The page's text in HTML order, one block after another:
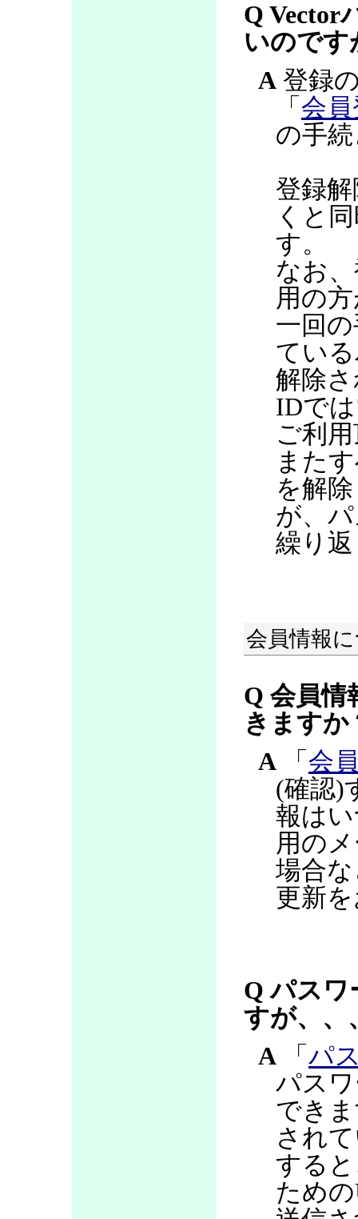
Q Vector
いのです
A 登録
「 会
の手
登録
くと
す。
なお
用の
一回
てい
解除
IDで
ご利
また
を解
が、
繰り
会員情報
Q 会員情
きますか
A 「 会
(確認)
報は
用の
場合
更新
Q パスワ
すが、、
A 「 パ
パス
でき
され
する
ため